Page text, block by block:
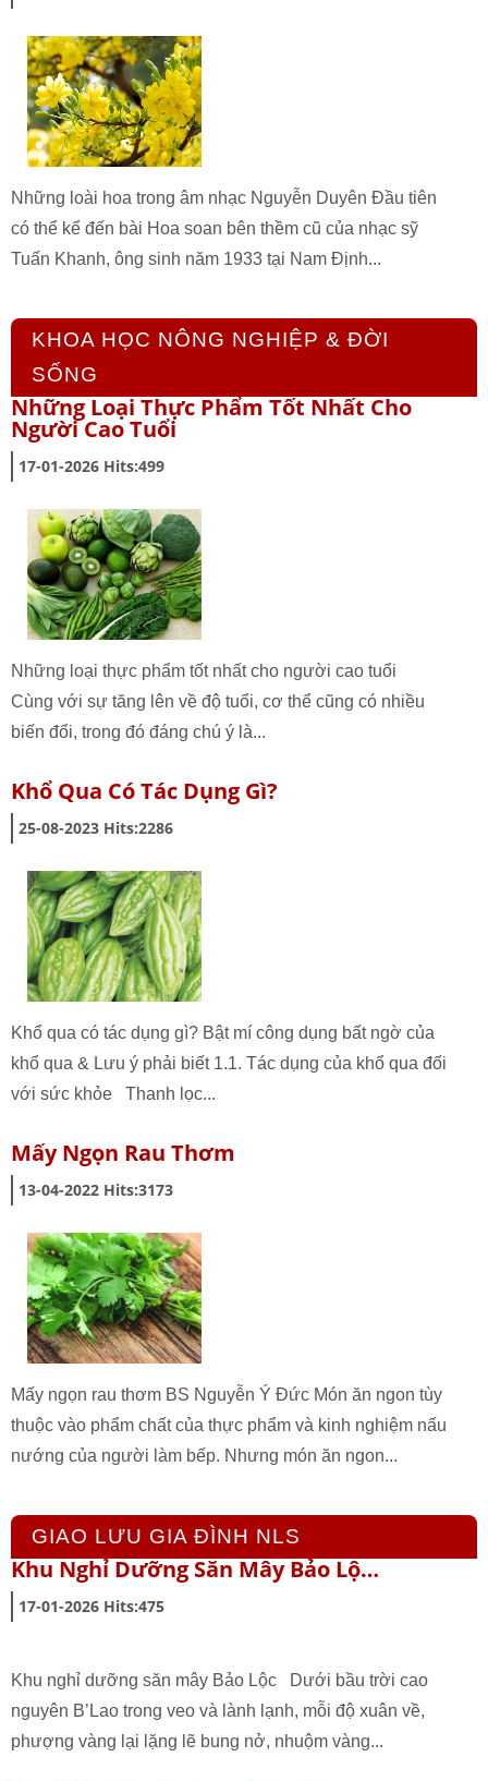
Những loài hoa trong âm nhạc Nguyễn Duyên Đầu tiên
có thể kể đến bài Hoa soan bên thềm cũ của nhạc sỹ
Tuấn Khanh, ông sinh năm 1933 tại Nam Ðịnh...
KHOA HỌC NÔNG NGHIỆP & ĐỜI
SỐNG
Những Loại Thực Phẩm Tốt Nhất Cho
Người Cao Tuổi
17-01-2026 Hits:499
Những loại thực phẩm tốt nhất cho người cao tuổi
Cùng với sự tăng lên về độ tuổi, cơ thể cũng có nhiều
biến đổi, trong đó đáng chú ý là...
Khổ Qua Có Tác Dụng Gì?
25-08-2023 Hits:2286
Khổ qua có tác dụng gì? Bật mí công dụng bất ngờ của
khổ qua & Lưu ý phải biết 1.1. Tác dụng của khổ qua đối
với sức khỏe Thanh lọc...
Mấy Ngọn Rau Thơm
13-04-2022 Hits:3173
Mấy ngọn rau thơm BS Nguyễn Ý Đức Món ăn ngon tùy
thuộc vào phẩm chất của thực phẩm và kinh nghiệm nấu
nướng của người làm bếp. Nhưng món ăn ngon...
GIAO LƯU GIA ĐÌNH NLS
Khu Nghỉ Dưỡng Săn Mây Bảo Lộ…
17-01-2026 Hits:475
Khu nghỉ dưỡng săn mây Bảo Lộc Dưới bầu trời cao
nguyên B’Lao trong veo và lành lạnh, mỗi độ xuân về,
phượng vàng lại lặng lẽ bung nở, nhuộm vàng...